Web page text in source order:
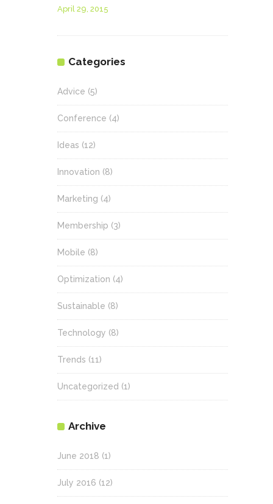
April 29, 2015
Categories
Advice (5)
Conference (4)
Ideas (12)
Innovation (8)
Marketing (4)
Membership (3)
Mobile (8)
Optimization (4)
Sustainable (8)
Technology (8)
Trends (11)
Uncategorized (1)
Archive
June 2018 (1)
July 2016 (12)